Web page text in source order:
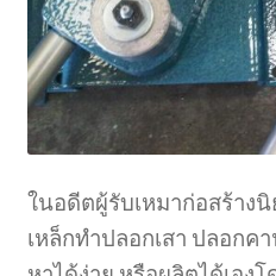
ในอดีตผู้รับเหมาก่อสร้าง
เหล็กทำปลอกเสา ปลอกค